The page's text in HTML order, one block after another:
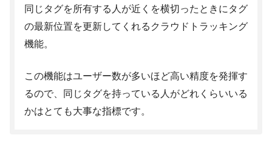
同じタグを所有する人が近くを横切ったときにタグ
の最新位置を更新してくれるクラウドトラッキング
機能。
この機能はユーザー数が多いほど高い精度を発揮す
るので、同じタグを持っている人がどれくらいいる
かはとても大事な指標です。